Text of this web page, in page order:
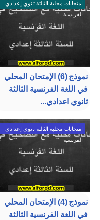
امتحانات محلية الثالثة ثانوي إعدادي
الفرنسية
نموذج (6) الإمتحان المحلي
في اللغة الفرنسية الثالثة
ثانوي اعدادي...
امتحانات محلية الثالثة ثانوي إعدادي
الفرنسية
نموذج (4) الإمتحان المحلي
في اللغة الفرنسية الثالثة